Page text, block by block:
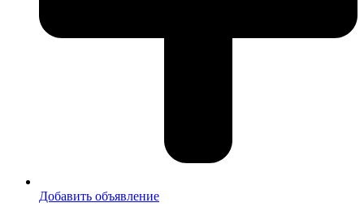
Добавить объявление